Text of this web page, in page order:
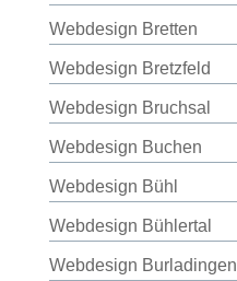
Webdesign Bretten
Webdesign Bretzfeld
Webdesign Bruchsal
Webdesign Buchen
Webdesign Bühl
Webdesign Bühlertal
Webdesign Burladingen